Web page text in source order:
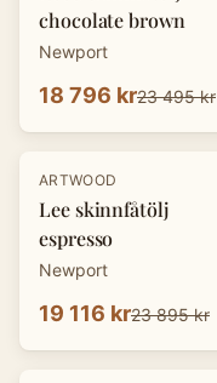
chocolate brown
Newport
18 796 kr23 495 kr
-20%
ARTWOOD
Lee skinnfåtölj
espresso
Newport
19 116 kr23 895 kr